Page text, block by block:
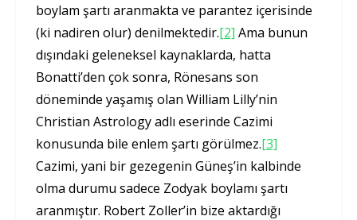
boylam şartı aranmakta ve parantez içerisinde
(ki nadiren olur) denilmektedir.[2] Ama bunun
dışındaki geleneksel kaynaklarda, hatta
Bonatti’den çok sonra, Rönesans son
döneminde yaşamış olan William Lilly’nin
Christian Astrology adlı eserinde Cazimi
konusunda bile enlem şartı görülmez.[3]
Cazimi, yani bir gezegenin Güneş’in kalbinde
olma durumu sadece Zodyak boylamı şartı
aranmıştır. Robert Zoller’in bize aktardığı